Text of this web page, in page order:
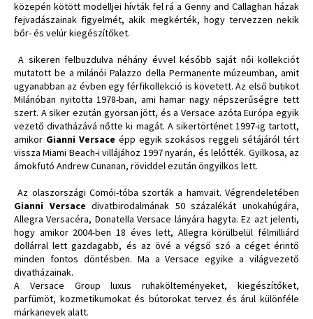
közepén kötött modelljei hívták fel rá a Genny and Callaghan házak
fejvadászainak figyelmét, akik megkérték, hogy tervezzen nekik
bőr- és velúr kiegészítőket.
A sikeren felbuzdulva néhány évvel később saját női kollekciót
mutatott be a milánói Palazzo della Permanente múzeumban, amit
ugyanabban az évben egy férfikollekció is követett. Az első butikot
Milánóban nyitotta 1978-ban, ami hamar nagy népszerűségre tett
szert. A siker ezután gyorsan jött, és a Versace azóta Európa egyik
vezető divatházává nőtte ki magát. A sikertörténet 1997-ig tartott,
amikor Gianni Versace épp egyik szokásos reggeli sétájáról tért
vissza Miami Beach-i villájához 1997 nyarán, és lelőtték. Gyilkosa, az
ámokfutó Andrew Cunanan, röviddel ezután öngyilkos lett.
Az olaszországi Comói-tóba szorták a hamvait. Végrendeletében
Gianni Versace divatbirodalmának 50 százalékát unokahúgára,
Allegra Versacéra, Donatella Versace lányára hagyta. Ez azt jelenti,
hogy amikor 2004-ben 18 éves lett, Allegra körülbelül félmilliárd
dollárral lett gazdagabb, és az övé a végső szó a céget érintő
minden fontos döntésben. Ma a Versace egyike a világvezető
divatházainak.
A Versace Group luxus ruhakölteményeket, kiegészítőket,
parfümöt, kozmetikumokat és bútorokat tervez és árul különféle
márkanevek alatt.